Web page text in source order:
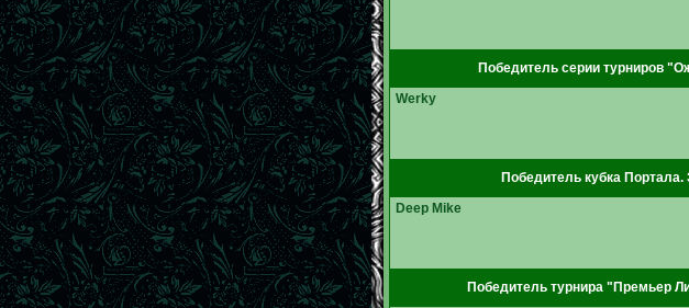
Победитель серии турниров
Werky
Победитель кубка
Deep Mike
Победитель турнира "Премьер